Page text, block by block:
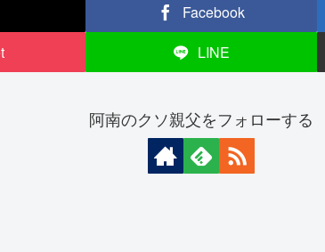
Facebook
LINE
阿南のクソ親父をフォローする